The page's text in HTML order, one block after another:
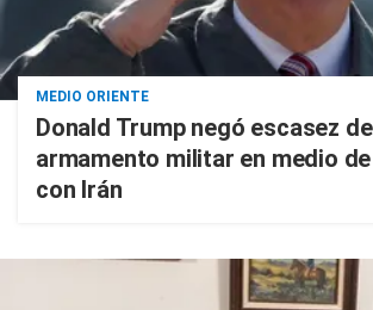
MEDIO ORIENTE
Donald Trump negó escasez de
armamento militar en medio
con Irán